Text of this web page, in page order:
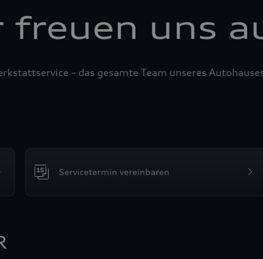
freuen uns
– das gesamte Team unseres
Servicetermin vereinbaren